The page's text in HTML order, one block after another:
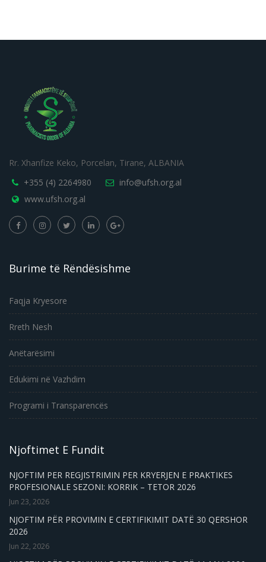
Rr. Xhanfize Keko, Porcelan, Tirane, ALBANIA
+355 (4) 2264980
info@ufsh.org.al
www.ufsh.org.al
Burime të Rëndësishme
Faqja Kryesore
Rreth Nesh
Anëtarësimi
Edukimi në Vazhdim
Programi i Transparencës
Njoftimet E Fundit
NJOFTIM PER REGJISTRIMIN PER KRYERJEN E PRAKTIKES
PROFESIONALE SEZONI: KORRIK – TETOR 2026
Jun 23, 2026
NJOFTIM PËR PROVIMIN E CERTIFIKIMIT DATË 30 QERSHOR
2026
Jun 22, 2026